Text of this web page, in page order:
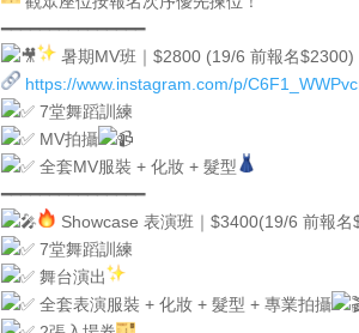
━━━━━━━━━━━━━━━
暑期MV班｜$2800 (19/6 前報名$2300)
https://www.instagram.com/p/
7堂舞蹈訓練
MV拍攝
全套MV服裝 + 化妝 + 髮型
━━━━━━━━━━━━━━━
Showcase 表演班｜$3400(19/6 前報名
7堂舞蹈訓練
舞台演出
全套表演服裝 + 化妝 + 髮型 + 專業拍攝